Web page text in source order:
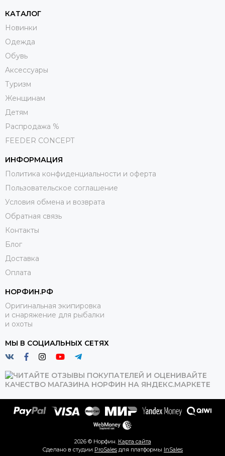
КАТАЛОГ
Новинки
Одежда
Обувь
Aксессуары
Туризм
Женщинам
Детям
Распродажа %
FEEDER CONCEPT
ИНФОРМАЦИЯ
Политика конфиденциальности и оферта
Пользовательское соглашение
Условия обмена и возврата
Обратная связь
Контакты
Блог
Доставка
Оплата
НОРФИН.РФ
Оригинальная экипировка
и снаряжение для рыбалки
и охоты
МЫ В СОЦИАЛЬНЫХ СЕТЯХ
2026 © Норфин. Карта сайта
Сделано в студии ProSales для платформы InSales